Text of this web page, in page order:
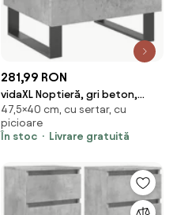
281,99 RON
vidaXL Noptieră, gri beton,
40x35x47,5 cm, lemn compozit
47,5×40 cm, cu sertar, cu
picioare
În stoc
Livrare gratuită